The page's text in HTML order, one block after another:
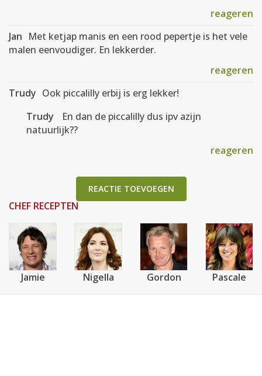
reageren
Jan Met ketjap manis en een rood pepertje is het vele
malen eenvoudiger. En lekkerder.
reageren
Trudy Ook piccalilly erbij is erg lekker!
Trudy
En dan de piccalilly dus ipv azijn
natuurlijk??
reageren
REACTIE TOEVOEGEN
CHEF RECEPTEN
Jamie Nigella Gordon Pascale